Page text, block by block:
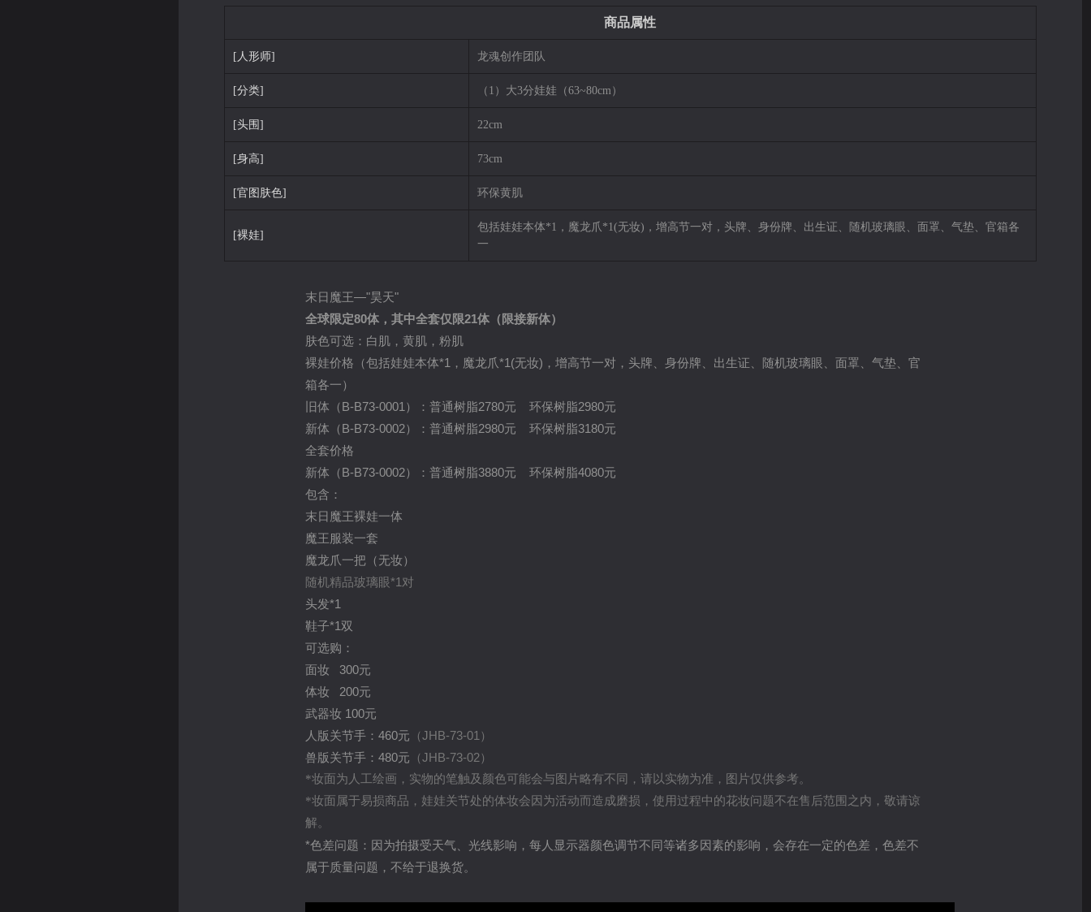
商品属性
[人形师] 龙魂创作团队
[分类] （1）大3分娃娃（63~80cm）
[头围] 22cm
[身高] 73cm
[官图肤色] 环保黄肌
[裸娃]
包括娃娃本体*1，魔龙爪*1(无妆)，增高节一对，头牌、身份牌、出生证、随机玻璃眼、面罩、气垫、官箱各
一
末日魔王—"昊天"
全球限定80体，其中全套仅限21体（限接新体）
肤色可选：白肌，黄肌，粉肌
裸娃价格（包括娃娃本体*1，魔龙爪*1(无妆)，增高节一对，头牌、身份牌、出生证、随机玻璃眼、面罩、气垫、官
箱各一）
旧体（B-B73-0001）：普通树脂2780元 环保树脂2980元
新体（B-B73-0002）：普通树脂2980元 环保树脂3180元
全套价格
新体（B-B73-0002）：普通树脂3880元 环保树脂4080元
包含：
末日魔王裸娃一体
魔王服装一套
魔龙爪一把（无妆）
随机精品玻璃眼*1对
头发*1
鞋子*1双
可选购：
面妆 300元
体妆 200元
武器妆 100元
人版关节手：460元 （JHB-73-01）
兽版关节手：480元 （JHB-73-02）
*妆面为人工绘画，实物的笔触及颜色可能会与图片略有不同，请以实物为准，图片仅供参考。
*妆面属于易损商品，娃娃关节处的体妆会因为活动而造成磨损，使用过程中的花妆问题不在售后范围之内，敬请谅
解。
*色差问题：因为拍摄受天气、光线影响，每人显示器颜色调节不同等诸多因素的影响，会存在一定的色差，色差不
属于质量问题，不给于退换货。